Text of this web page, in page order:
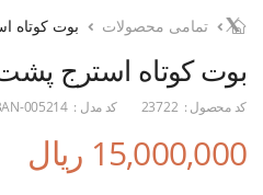
تمامی محصولات بوت کوتاه
بوت کوتاه استرج پشت
کد محصول : 23722 کد مدل : 005214
15,000,000 ریال